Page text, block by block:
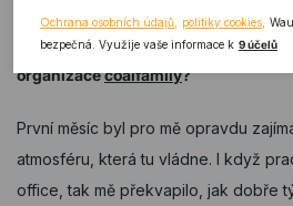
Jakube, vítáme tě u nás v coaliosu!
dojmy po prvním měsíci v týmu a v
organizacecoalfamily?
První měsíc byl pro mě opravdu
atmosféru, která tu vládne. I když
office, tak mě překvapilo, jak dobře